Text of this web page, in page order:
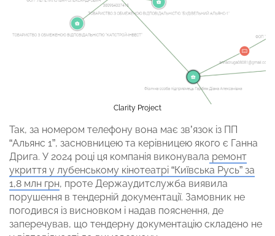
Clarity Project
Так, за номером телефону вона має зв’язок із ПП
“Альянс 1”, засновницею та керівницею якого є Ганна
Дрига. У 2024 році ця компанія виконувала ремонт
укриття у лубенському кінотеатрі “Київська Русь” за
1,8 млн грн, проте Держаудитслужба виявила
порушення в тендерній документації. Замовник не
погодився із висновком і надав пояснення, де
заперечував, що тендерну документацію складено не